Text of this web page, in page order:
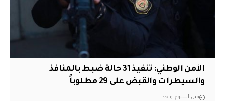
الأمن الوطني: تنفيذ 31 حالة ضبط بالمنافذ
والسيطرات والقبض على 29 مطلوباً
قبل أسبوع واحد